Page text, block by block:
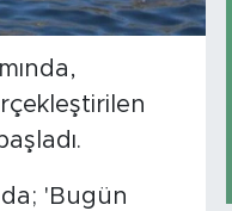
'Bugün